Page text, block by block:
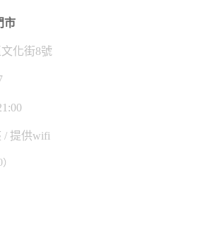
市
化街8號
/ 提供wifi